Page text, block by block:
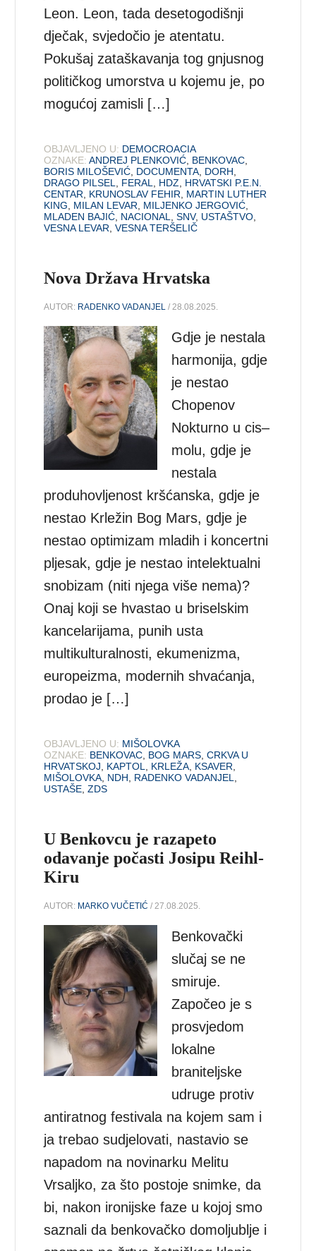
Leon. Leon, tada desetogodišnji
dječak, svjedočio je atentatu.
Pokušaj zataškavanja tog gnjusnog
političkog umorstva u kojemu je, po
mogućoj zamisli […]
OBJAVLJENO U: DEMOCROACIA
OZNAKE: ANDREJ PLENKOVIĆ, BENKOVAC,
BORIS MILOŠEVIĆ, DOCUMENTA, DORH,
DRAGO PILSEL, FERAL, HDZ, HRVATSKI P.E.N.
CENTAR, KRUNOSLAV FEHIR, MARTIN LUTHER
KING, MILAN LEVAR, MILJENKO JERGOVIĆ,
MLADEN BAJIĆ, NACIONAL,SNV, USTAŠTVO,
VESNA LEVAR,VESNA TERŠELIČ
Nova Država Hrvatska
AUTOR: RADENKO VADANJEL / 28.08.2025.
Gdje je nestala
harmonija, gdje
je nestao
Chopenov
Nokturno u cis–
molu, gdje je
nestala
produhovljenost kršćanska, gdje je
nestao Krležin Bog Mars, gdje je
nestao optimizam mladih i koncertni
pljesak, gdje je nestao intelektualni
snobizam (niti njega više nema)?
Onaj koji se hvastao u briselskim
kancelarijama, punih usta
multikulturalnosti, ekumenizma,
europeizma, modernih shvaćanja,
prodao je […]
OBJAVLJENO U: MIŠOLOVKA
OZNAKE: BENKOVAC, BOG MARS,CRKVA U
HRVATSKOJ, KAPTOL, KRLEŽA, KSAVER,
MIŠOLOVKA, NDH, RADENKO VADANJEL,
USTAŠE,ZDS
U Benkovcu je razapeto
odavanje počasti Josipu Reihl-
Kiru
AUTOR: MARKO VUČETIĆ / 27.08.2025.
Benkovački
slučaj se ne
smiruje.
Započeo je s
prosvjedom
lokalne
braniteljske
udruge protiv
antiratnog festivala na kojem sam i
ja trebao sudjelovati, nastavio se
napadom na novinarku Melitu
Vrsaljko, za što postoje snimke, da
bi, nakon ironijske faze u kojoj smo
saznali da benkovačko domoljublje i